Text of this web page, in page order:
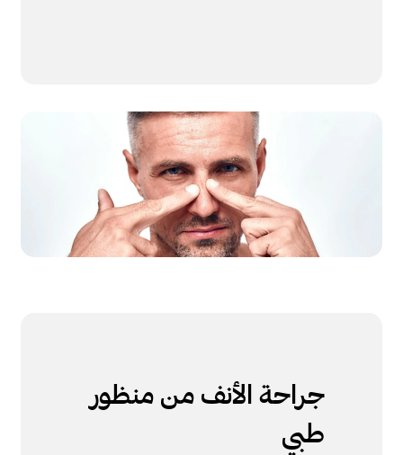
جراحة الأنف من منظور
طبي